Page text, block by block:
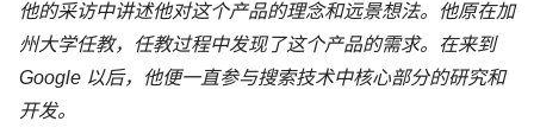
他的采访中讲述他对这个产品的理念和远景想法。他原在加
州大学任教，任教过程中发现了这个产品的需求。在来到
Google 以后，他便一直参与搜索技术中核心部分的研究和
开发。